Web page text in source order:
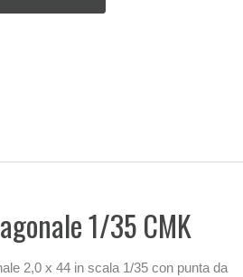
1/35 CMK
2,0 x 44 in scala 1/35 con punta da